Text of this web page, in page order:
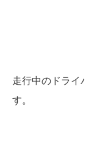
走行中のドライ
す。